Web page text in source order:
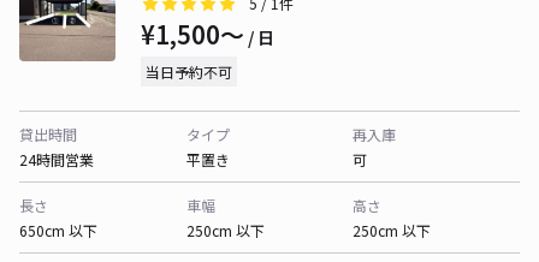
¥1,500〜 / 日
当日予約不可
貸出時間
24時間営業
タイプ
平置き
再入庫
可
長さ
650cm 以下
車幅
250cm 以下
高さ
250cm 以下